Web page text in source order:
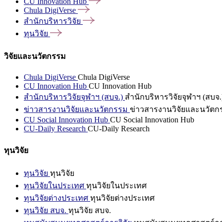
Chula DigiVerse
สำนักบริหารวิจัย
ทุนวิจัย
วิจัยและนวัตกรรม
Chula DigiVerse Chula DigiVerse
CU Innovation Hub CU Innovation Hub
สำนักบริหารวิจัยจุฬาฯ (สบจ.) สำนักบริหารวิจัยจุฬาฯ (สบจ
ข่าวสารงานวิจัยและนวัตกรรม ข่าวสารงานวิจัยและนวัตก
CU Social Innovation Hub CU Social Innovation Hub
CU-Daily Research CU-Daily Research
ทุนวิจัย
ทุนวิจัย ทุนวิจัย
ทุนวิจัยในประเทศ ทุนวิจัยในประเทศ
ทุนวิจัยต่างประเทศ ทุนวิจัยต่างประเทศ
ทุนวิจัย สบจ. ทุนวิจัย สบจ.